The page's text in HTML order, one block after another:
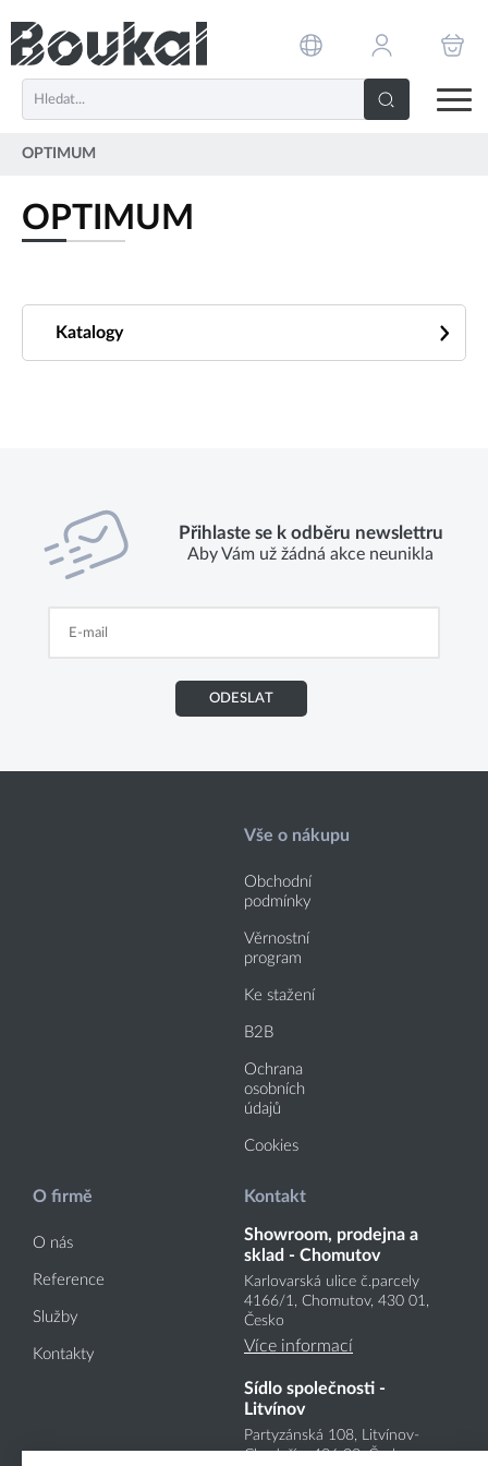
OPTIMUM
OPTIMUM
Katalogy
Přihlaste se k odběru newslettru
Aby Vám už žádná akce neunikla
ODESLAT
Vše o nákupu
Obchodní
podmínky
Věrnostní
program
Ke stažení
B2B
Ochrana
osobních
údajů
Cookies
O firmě
O nás
Reference
Služby
Kontakty
Kontakt
Showroom, prodejna a
sklad - Chomutov
Karlovarská ulice č.parcely
4166/1, Chomutov, 430 01,
Česko
Více informací
Sídlo společnosti -
Litvínov
Partyzánská 108, Litvínov-
Chudeřín, 436 03, Česko